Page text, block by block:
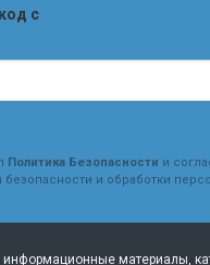
с
Политика Безопасности и
безопасности и обработки
материалы,